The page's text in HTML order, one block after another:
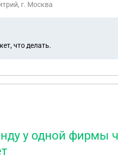
г. Москва
что делать.
у одной фирмы